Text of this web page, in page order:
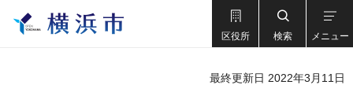
区役所 検索 メニュー
最終更新日 2022年3月11日